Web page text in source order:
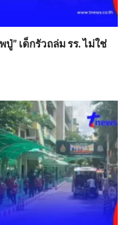
” เด็กรัวถล่ม รร. ไม่ใช่